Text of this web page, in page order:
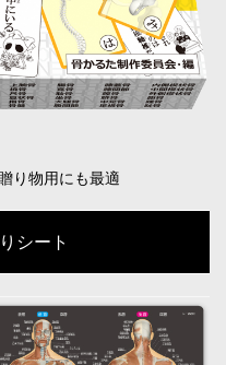
り物用にも最適
シート